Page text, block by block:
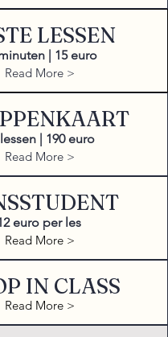
LESSEN
| 15 euro
Read More >
| 190 euro
Read More >
euro per les
Read More >
IN CLASS
Read More >